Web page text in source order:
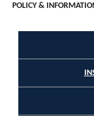
POLICY &